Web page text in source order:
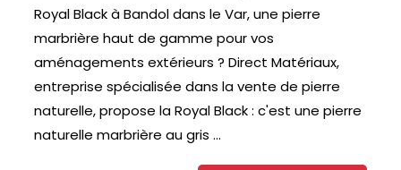
Royal Black à Bandol dans le Var, une pierre
marbrière haut de gamme pour vos
aménagements extérieurs ? Direct Matériaux,
entreprise spécialisée dans la vente de pierre
naturelle, propose la Royal Black : c'est une pierre
naturelle marbrière au gris ...